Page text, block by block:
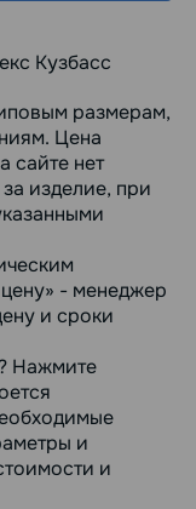
Кузбасс
размерам,
Цена
сайте нет
изделие, при
- менеджер
и сроки
Нажмите
и
и